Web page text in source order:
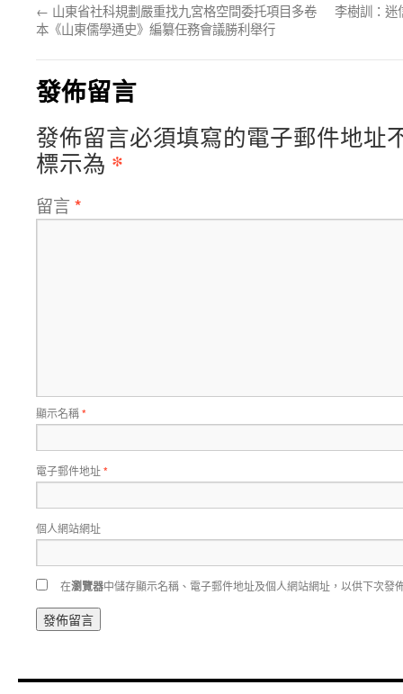
← 山東省社科規劃嚴重找九宮格空間委托項目多卷
本《山東儒學通史》編纂任務會議勝利舉行
李樹訓：迷
發佈留言
發佈留言必須填寫的電子郵件地址
標示為 *
留言 *
顯示名稱*
電子郵件地址*
個人網站網址
在瀏覽器中儲存顯示名稱、電子郵件地址及個人網站網址，以供下次發